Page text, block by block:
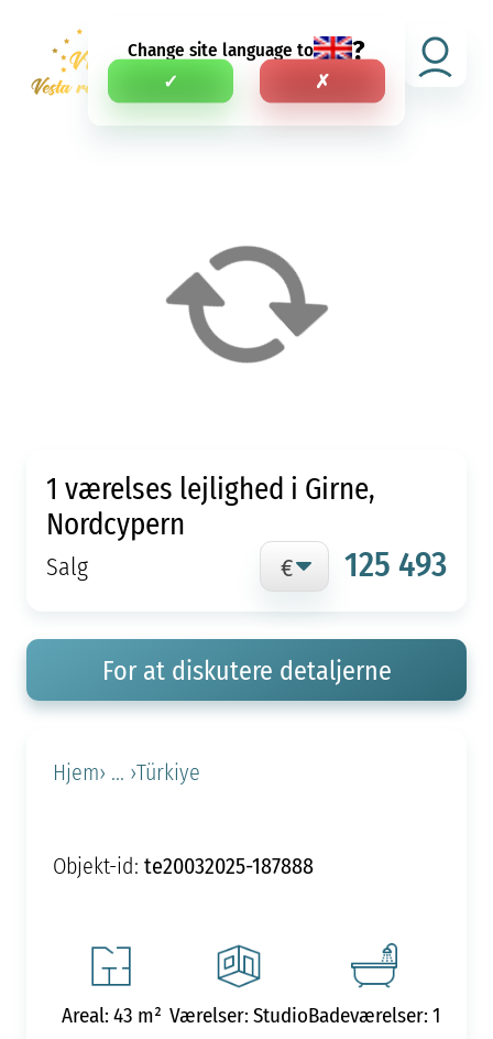
Change site language to ?
✓ ✗
D.A.
1 værelses lejlighed i Girne,
Nordcypern
Salg 125 493
For at diskutere detaljerne
Hjem› ... ›Türkiye
Objekt-id: te20032025-187888
Areal: 43 m² Værelser: StudioBadeværelser: 1